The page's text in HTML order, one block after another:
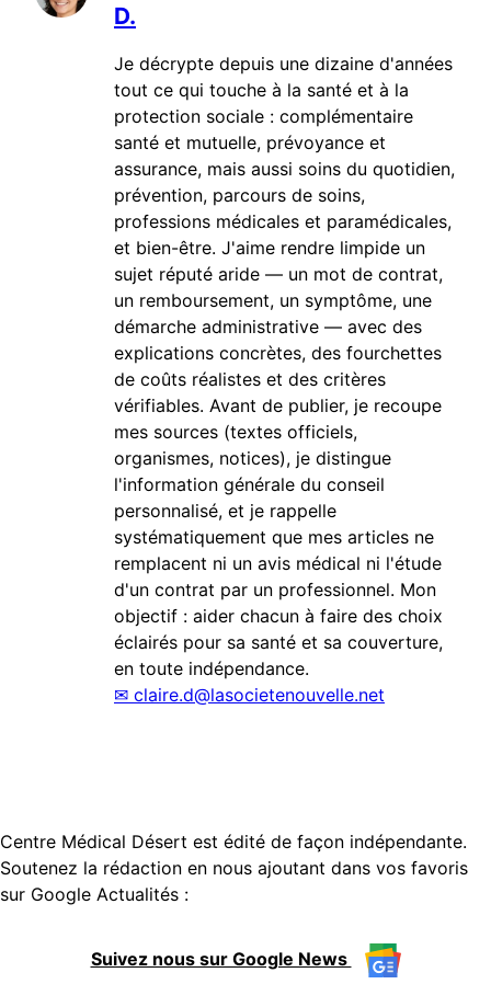
D.
Je décrypte depuis une dizaine d'années
tout ce qui touche à la santé et à la
protection sociale : complémentaire
santé et mutuelle, prévoyance et
assurance, mais aussi soins du quotidien,
prévention, parcours de soins,
professions médicales et paramédicales,
et bien-être. J'aime rendre limpide un
sujet réputé aride — un mot de contrat,
un remboursement, un symptôme, une
démarche administrative — avec des
explications concrètes, des fourchettes
de coûts réalistes et des critères
vérifiables. Avant de publier, je recoupe
mes sources (textes officiels,
organismes, notices), je distingue
l'information générale du conseil
personnalisé, et je rappelle
systématiquement que mes articles ne
remplacent ni un avis médical ni l'étude
d'un contrat par un professionnel. Mon
objectif : aider chacun à faire des choix
éclairés pour sa santé et sa couverture,
en toute indépendance.
✉ claire.d@lasocietenouvelle.net
Centre Médical Désert est édité de façon indépendante.
Soutenez la rédaction en nous ajoutant dans vos favoris
sur Google Actualités :
Suivez nous sur Google News